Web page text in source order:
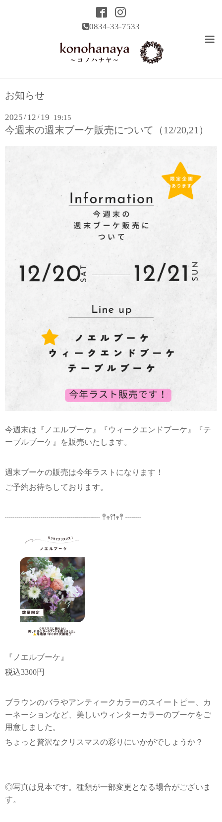
0834-33-7533
お知らせ
2025 / 12 / 19 19:15
今週末の週末ブーケ販売について（12/20,21）
今週末は『ノエルブーケ』『ウィークエンドブーケ』『テ
ーブルブーケ』を販売いたします。
週末ブーケの販売は今年ラストになります！
ご予約お待ちしております。
┈┈┈┈┈┈┈┈┈┈┈┈ 𖤣𖥧𖥣𖡡𖥧𖤣 ┈┈
『ノエルブーケ』
税込3300円
ブラウンのバラやアンティークカラーのスイートピー、カ
ーネーションなど、美しいウィンターカラーのブーケをご
用意しました。
ちょっと贅沢なクリスマスの彩りにいかがでしょうか？
◎写真は見本です。種類が一部変更となる場合がございま
す。